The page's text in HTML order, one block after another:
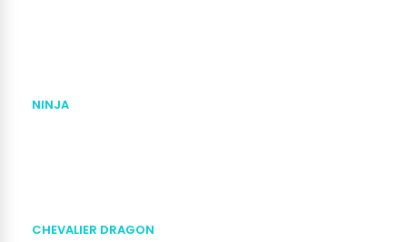
NINJA
CHEVALIER DRAGON